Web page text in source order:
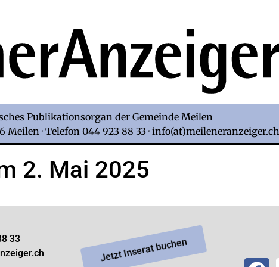
Publikationsorgan der Gemeinde Meilen
Meilen · Telefon 044 923 88 33 · info(at)meileneranzeiger.ch
2. Mai 2025
33
Jetzt Inserat buchen